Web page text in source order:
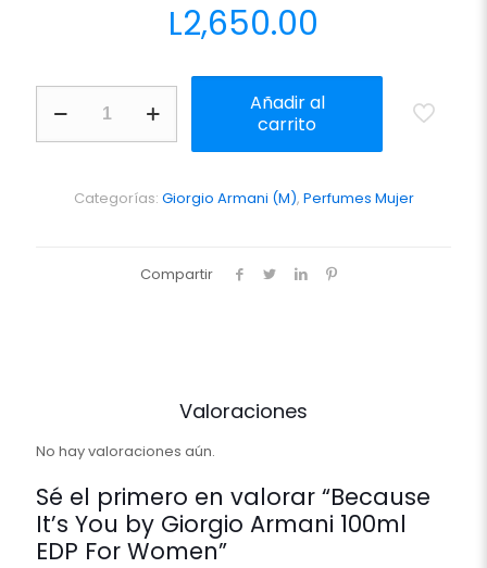
L2,650.00
It's
You
Armani
Añadir al
carrito
Categorías: Giorgio Armani (M), Perfumes Mujer
Compartir
Valoraciones
No hay valoraciones aún.
Sé el primero en valorar “Because
It’s You by Giorgio Armani 100ml
EDP For Women”